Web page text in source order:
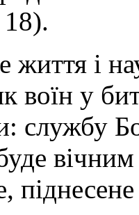
життя і
воїн у
службу
піднесене